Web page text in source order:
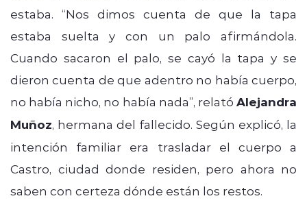
estaba. “Nos dimos cuenta de que la tapa
estaba suelta y con un palo afirmándola.
Cuando sacaron el palo, se cayó la tapa y se
dieron cuenta de que adentro no había cuerpo,
no había nicho, no había nada”, relató Alejandra
Muñoz, hermana del fallecido. Según explicó, la
intención familiar era trasladar el cuerpo a
Castro, ciudad donde residen, pero ahora no
saben con certeza dónde están los restos.